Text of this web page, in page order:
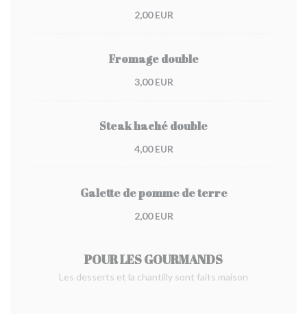
2,00 EUR
Fromage double
3,00 EUR
Steak haché double
4,00 EUR
Galette de pomme de terre
2,00 EUR
POUR LES GOURMANDS
Les desserts et la chantilly sont faits maison